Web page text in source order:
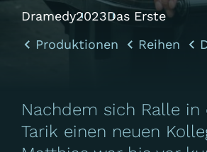
Dramedy2023Das Erste
Produktionen
Reihen
Nachdem sich Ralle
Tarik einen neuen